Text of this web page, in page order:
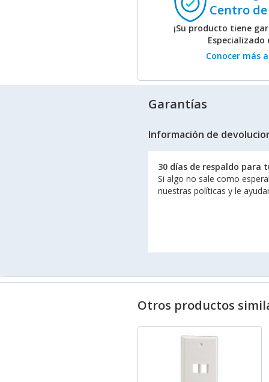
Centro
¡Su producto tiene
Especializado
Conocer más
Garantías
Información de
30 días de respaldo para
Si algo no sale como
nuestras políticas y le
Otros productos